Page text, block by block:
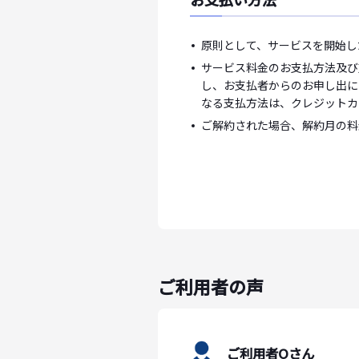
原則として、サービスを開始
サービス料金のお支払方法及
し、お支払者からのお申し出
なる支払方法は、クレジット
ご解約された場合、解約月の
ご利用者の声
ご利用者Oさん